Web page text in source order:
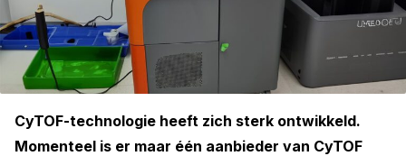
CyTOF-technologie heeft zich sterk ontwikkeld.
Momenteel is er maar één aanbieder van CyTOF